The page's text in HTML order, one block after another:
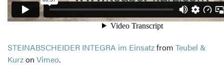
STEINABSCHEIDER INTEGRA im Einsatzfrom Teubel &
Kurzon Vimeo.